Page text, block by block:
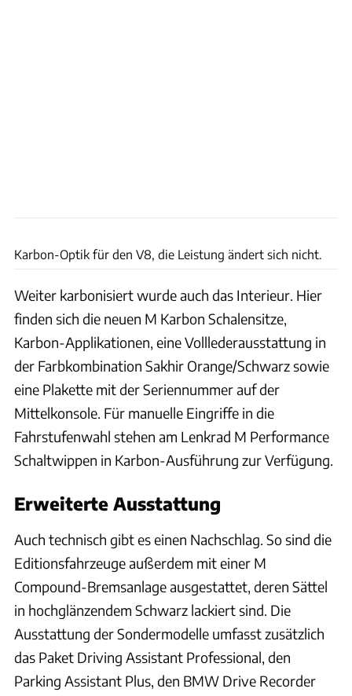
Karbon-Optik für den V8, die Leistung ändert sich nicht.
Weiter karbonisiert wurde auch das Interieur. Hier
finden sich die neuen M Karbon Schalensitze,
Karbon-Applikationen, eine Volllederausstattung in
der Farbkombination Sakhir Orange/Schwarz sowie
eine Plakette mit der Seriennummer auf der
Mittelkonsole. Für manuelle Eingriffe in die
Fahrstufenwahl stehen am Lenkrad M Performance
Schaltwippen in Karbon-Ausführung zur Verfügung.
Erweiterte Ausstattung
Auch technisch gibt es einen Nachschlag. So sind die
Editionsfahrzeuge außerdem mit einer M
Compound-Bremsanlage ausgestattet, deren Sättel
in hochglänzendem Schwarz lackiert sind. Die
Ausstattung der Sondermodelle umfasst zusätzlich
das Paket Driving Assistant Professional, den
Parking Assistant Plus, den BMW Drive Recorder